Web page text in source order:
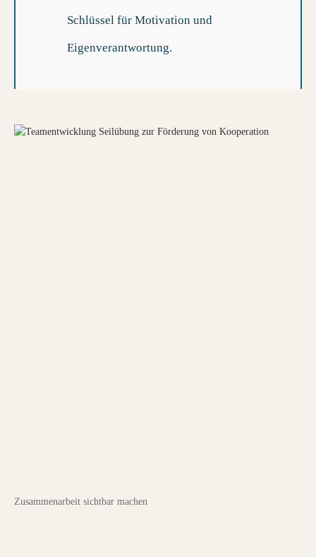
Schlüssel für Motivation und
Eigenverantwortung.
Zusammenarbeit sichtbar machen